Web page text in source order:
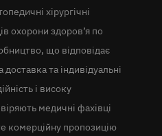
хірургічні
охорони здоров’я по
що відповідає
та індивідуальні
і високу
медичні фахівці
комерційну пропозицію